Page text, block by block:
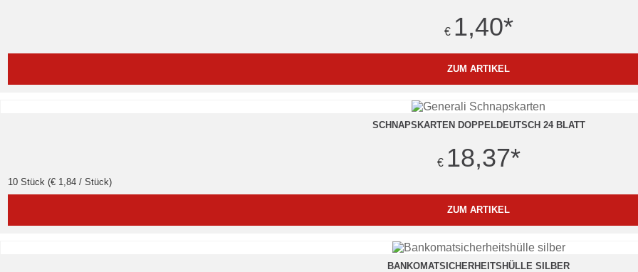
€ 1,40*
ZUM ARTIKEL
SCHNAPSKARTEN DOPPELDEUTSCH 24 BLATT
€ 18,37*
10 Stück (€ 1,84 / Stück)
ZUM ARTIKEL
BANKOMATSICHERHEITSHÜLLE SILBER